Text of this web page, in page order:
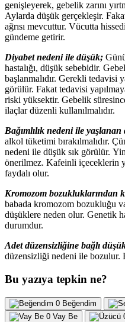
genişleyerek, gebelik zarını
Aylarda düşük gerçekleşir.
ağrısı mevcuttur. Vücutta
gündeme getirir.
Diyabet nedeni ile düşük;
hastalığı, düşük sebebidir.
başlanmalıdır. Gerekli tedavisi
görülür. Fakat tedavisi
riski yüksektir. Gebelik
ilaçlar düzenli kullanılmalıdır.
Bağımlılık nedeni ile
alkol tüketimi bırakılmalıdır.
nedeni ile düşük sık görülür.
önerilmez. Kafeinli içeceklerin
faydalı olur.
Kromozom bozukluklarından
babada kromozom bozukluğu
düşüklere neden olur. Genetik
durumdur.
Adet düzensizliğine bağlı
düzensizliği nedeni ile bozulur.
Bu yazıya tepkin ne?
0 Beğendim
0 Vay Be